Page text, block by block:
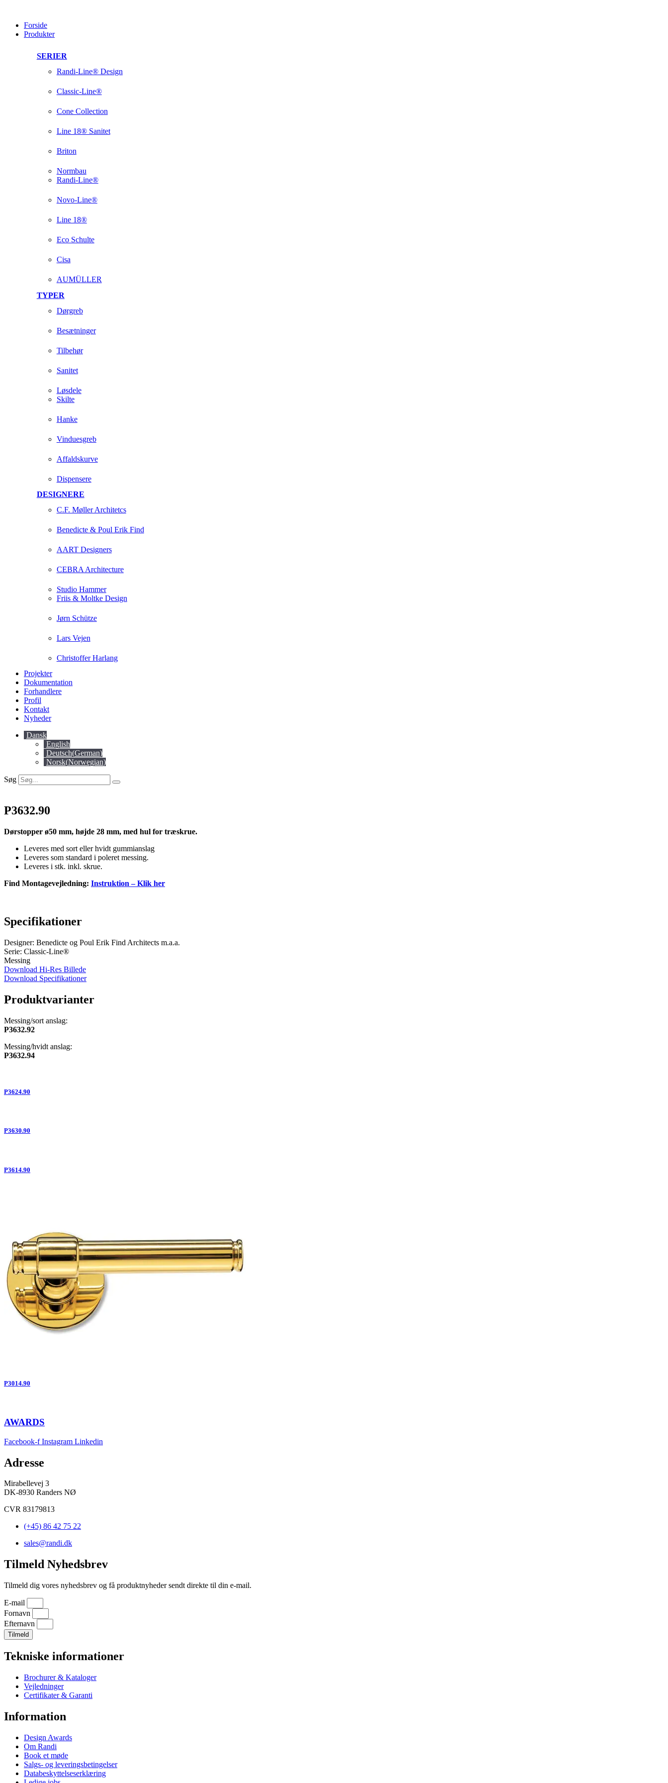
indholdForside
Produkter
SERIER
Randi-Line® Design
Classic-Line®
Cone Collection
Line 18® Sanitet
Briton
Normbau
Randi-Line®
Novo-Line®
Line 18®
Eco Schulte
Cisa
AUMÜLLER
TYPER
Dørgreb
Besætninger
Tilbehør
Sanitet
Løsdele
Skilte
Hanke
Vinduesgreb
Affaldskurve
Dispensere
DESIGNERE
C.F. Møller Architetcs
Benedicte & Poul Erik Find
AART Designers
CEBRA Architecture
Studio Hammer
Friis & Moltke Design
Jørn Schütze
Lars Vejen
Christoffer Harlang
Projekter
Dokumentation
Forhandlere
Profil
Kontakt
Nyheder
Dansk
English
Deutsch(German)
Norsk(Norwegian)
Søg
P3632.90
Dørstopper ø50 mm, højde 28 mm, med hul for træskrue.
Leveres med sort eller hvidt gummianslag
Leveres som standard i poleret messing.
Leveres i stk. inkl. skrue.
Find Montagevejledning: Instruktion – Klik her
Specifikationer
Designer: Benedicte og Poul Erik Find Architects m.a.a.
Serie: Classic-Line®
Messing
Download Hi-Res Billede
Download Specifikationer
Produktvarianter
Messing/sort anslag:
P3632.92
Messing/hvidt anslag:
P3632.94
P3624.90
P3630.90
P3614.90
P3014.90
AWARDS
Facebook-f Instagram Linkedin
Adresse
Mirabellevej 3
DK-8930 Randers NØ
CVR 83179813
(+45) 86 42 75 22
sales@randi.dk
Tilmeld Nyhedsbrev
Tilmeld dig vores nyhedsbrev og få produktnyheder sendt direkte til din e-mail.
E-mail
Fornavn
Efternavn
Tilmeld
Tekniske informationer
Brochurer & Kataloger
Vejledninger
Certifikater & Garanti
Information
Design Awards
Om Randi
Book et møde
Salgs- og leveringsbetingelser
Databeskyttelseserklæring